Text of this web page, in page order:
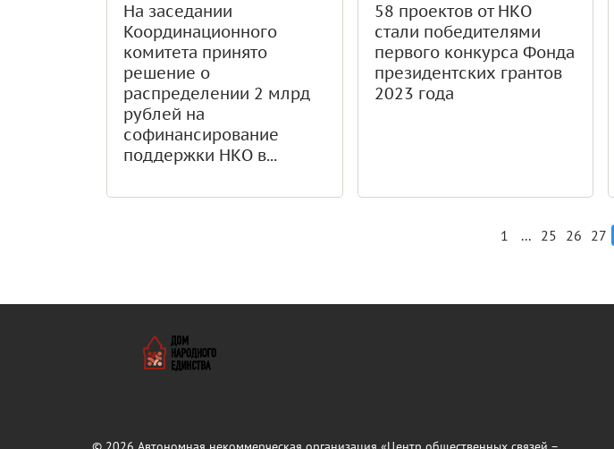
На заседании
Координационного
комитета принято
решение о
распределении 2 млрд
рублей на
софинансирование
поддержки НКО в...
58 проектов от НКО
стали победителями
первого конкурса Фонда
президентских грантов
2023 года
1 ... 25 26 27